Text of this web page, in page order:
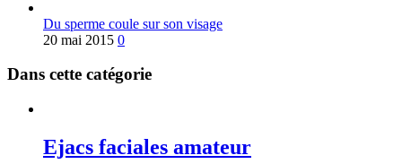
Du sperme coule sur son visage
20 mai 2015 0
Dans cette catégorie
Ejacs faciales amateur